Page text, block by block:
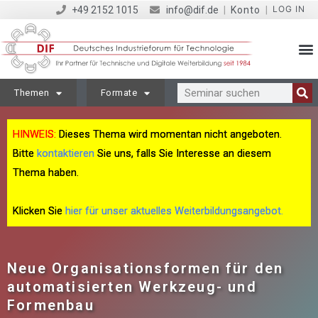
+49 2152 1015 info@dif.de Konto LOG IN
Themen Formate
HINWEIS: Dieses Thema wird momentan nicht angeboten.
Bitte kontaktieren Sie uns, falls Sie Interesse an diesem
Thema haben.
Klicken Sie hier für unser aktuelles Weiterbildungsangebot.
Neue Organisationsformen für den
automatisierten Werkzeug- und
Formenbau